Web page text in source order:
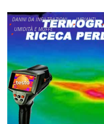
DANNI DA INFILTRAZIONI IMPIANTI
UMIDITÀ E MUFFE